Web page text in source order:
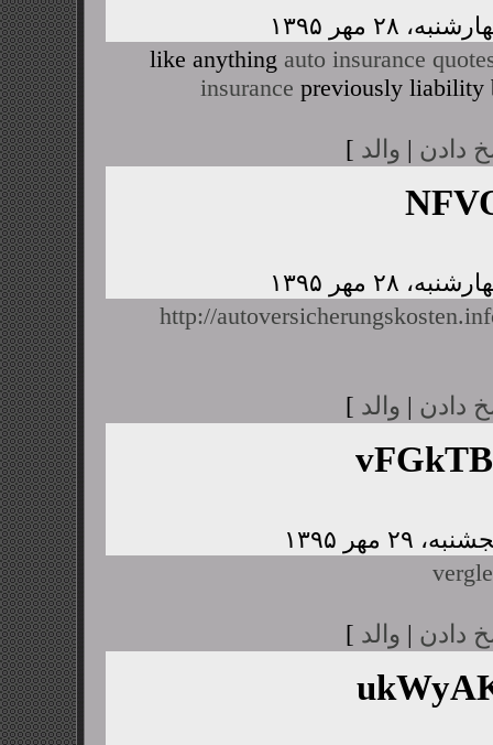
like anything auto insurance
insurance previously liability
دادن | والد ]
http://
دادن | والد ]
دادن | والد ]